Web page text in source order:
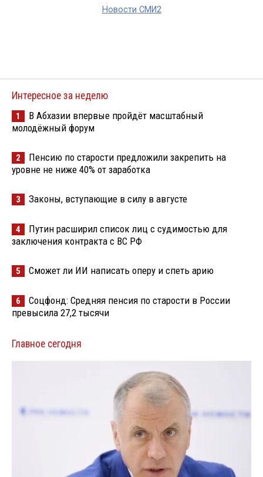
Новости СМИ2
Интересное за неделю
1
В Абхазии впервые пройдёт масштабный
молодёжный форум
2
Пенсию по старости предложили закрепить на
уровне не ниже 40% от заработка
3 Законы, вступающие в силу в августе
4
Путин расширил список лиц с судимостью для
заключения контракта с ВС РФ
5 Сможет ли ИИ написать оперу и спеть арию
6
Соцфонд: Средняя пенсия по старости в России
превысила 27,2 тысячи
Главное сегодня